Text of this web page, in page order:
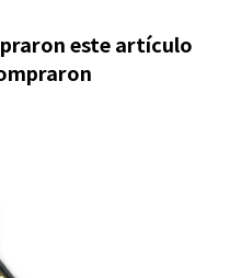
este artículo